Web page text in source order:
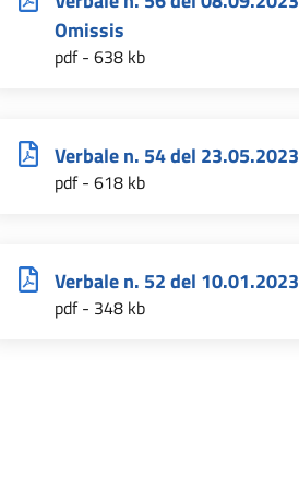
Omissis
pdf - 638 kb
Verbale n. 54 del 23.05.2023
pdf - 618 kb
Verbale n. 52 del 10.01.2023
pdf - 348 kb